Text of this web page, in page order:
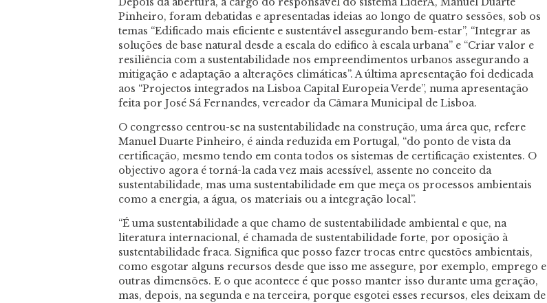
Pinheiro, foram debatidas e apresentadas ideias ao longo de quatro sessões, sob os
temas “Edificado mais eficiente e sustentável assegurando bem-estar”, “Integrar as
soluções de base natural desde a escala do edifico à escala urbana” e “Criar valor e
resiliência com a sustentabilidade nos empreendimentos urbanos assegurando a
mitigação e adaptação a alterações climáticas”. A última apresentação foi dedicada
aos “Projectos integrados na Lisboa Capital Europeia Verde”, numa apresentação
feita por José Sá Fernandes, vereador da Câmara Municipal de Lisboa.
O congresso centrou-se na sustentabilidade na construção, uma área que, refere
Manuel Duarte Pinheiro, é ainda reduzida em Portugal, “do ponto de vista da
certificação, mesmo tendo em conta todos os sistemas de certificação existentes. O
objectivo agora é torná-la cada vez mais acessível, assente no conceito da
sustentabilidade, mas uma sustentabilidade em que meça os processos ambientais
como a energia, a água, os materiais ou a integração local”.
“É uma sustentabilidade a que chamo de sustentabilidade ambiental e que, na
literatura internacional, é chamada de sustentabilidade forte, por oposição à
sustentabilidade fraca. Significa que posso fazer trocas entre questões ambientais,
como esgotar alguns recursos desde que isso me assegure, por exemplo, emprego e
outras dimensões. E o que acontece é que posso manter isso durante uma geração,
mas, depois, na segunda e na terceira, porque esgotei esses recursos, eles deixam de